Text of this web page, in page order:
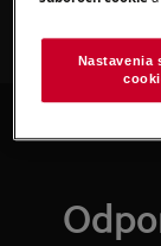
Nastavenia